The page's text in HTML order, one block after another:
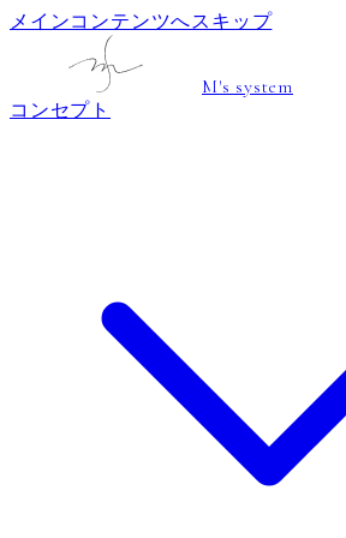
メインコンテンツへスキップ
M's system
コンセプト